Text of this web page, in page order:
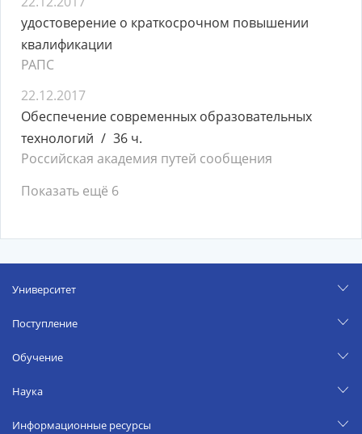
удостоверение о краткосрочном повышении
квалификации
РАПС
22.12.2017
Обеспечение современных образовательных
технологий
36 ч.
Российская академия путей сообщения
Показать ещё 6
Университет
Поступление
Обучение
Наука
Информационные ресурсы